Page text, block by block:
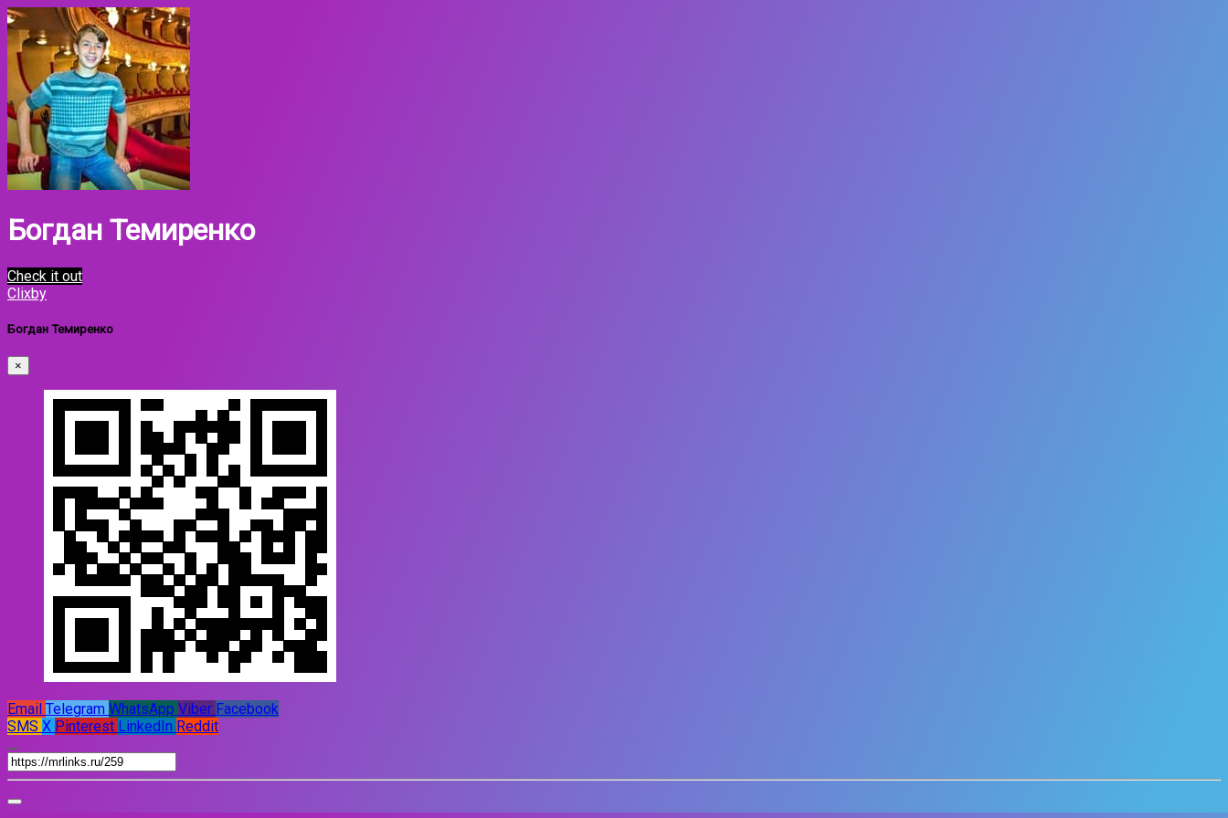
Богдан Темиренко
Check it out
Clixby
Богдан Темиренко
×
Email Telegram WhatsApp Viber Facebook
SMS X Pinterest LinkedIn Reddit